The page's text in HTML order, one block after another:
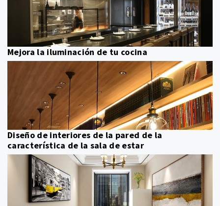
Mejora la iluminación de tu cocina
Diseño de interiores de la pared de la
característica de la sala de estar